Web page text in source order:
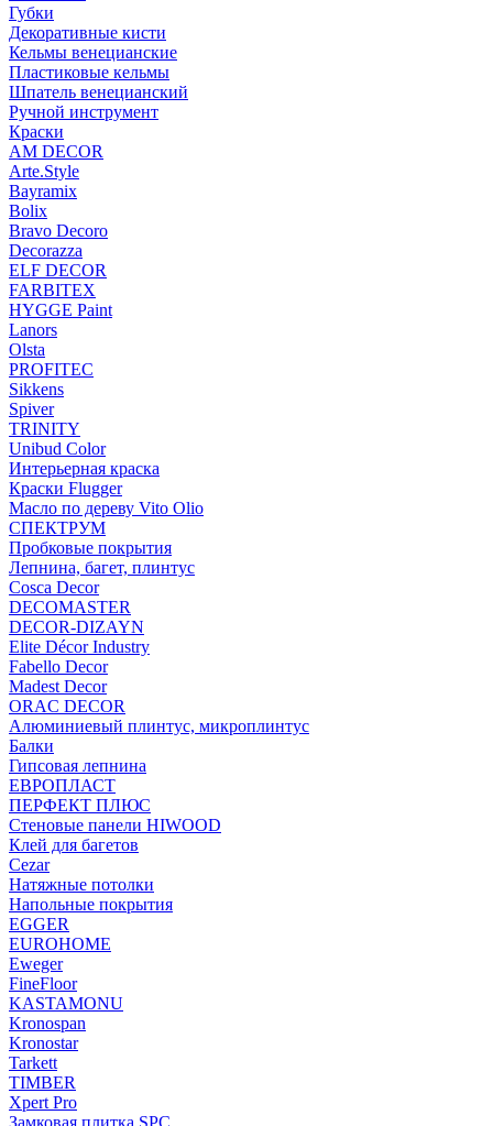
Губки
Декоративные кисти
Кельмы венецианские
Пластиковые кельмы
Шпатель венецианский
Ручной инструмент
Краски
AM DECOR
Arte.Style
Bayramix
Bolix
Bravo Decoro
Decorazza
ELF DECOR
FARBITEX
HYGGE Paint
Lanors
Olsta
PROFITEC
Sikkens
Spiver
TRINITY
Unibud Color
Интерьерная краска
Краски Flugger
Масло по дереву Vito Olio
СПЕКТРУМ
Пробковые покрытия
Лепнина, багет, плинтус
Cosca Decor
DECOMASTER
DECOR-DIZAYN
Elite Décor Industry
Fabello Decor
Madest Decor
ORAC DECOR
Алюминиевый плинтус, микроплинтус
Балки
Гипсовая лепнина
ЕВРОПЛАСТ
ПЕРФЕКТ ПЛЮС
Стеновые панели HIWOOD
Клей для багетов
Cezar
Натяжные потолки
Напольные покрытия
EGGER
EUROHOME
Eweger
FineFloor
KASTAMONU
Kronospan
Kronostar
Tarkett
TIMBER
Xpert Pro
Замковая плитка SPC